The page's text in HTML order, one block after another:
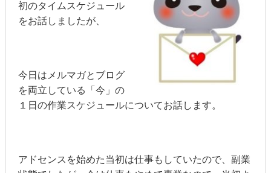
初のタイムスケジュール
をお話しましたが、
今日はメルマガとブログ
を両立している「今」の
１日の作業スケジュールについてお話します。
アドセンスを始めた当初は仕事もしていたので、副業